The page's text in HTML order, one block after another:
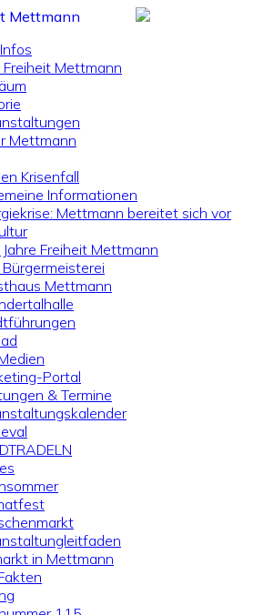
Freiheit Mettmann
Mettmann
Krisenfall
Informationen
Mettmann bereitet sich vor
Freiheit Mettmann
Mettmann
Portal
& Termine
in Mettmann